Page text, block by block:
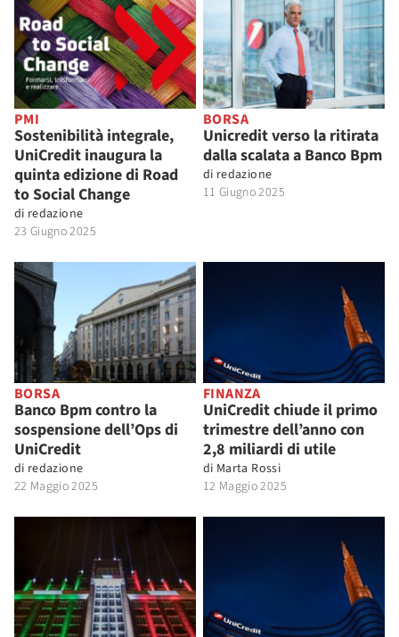
PMI
Sostenibilità integrale,
UniCredit inaugura la
quinta edizione di Road
to Social Change
di redazione
23 Giugno 2025
BORSA
Unicredit verso la ritirata
dalla scalata a Banco Bpm
di redazione
11 Giugno 2025
BORSA
Banco Bpm contro la
sospensione dell’Ops di
UniCredit
di redazione
22 Maggio 2025
FINANZA
UniCredit chiude il primo
trimestre dell’anno con
2,8 miliardi di utile
di Marta Rossi
12 Maggio 2025